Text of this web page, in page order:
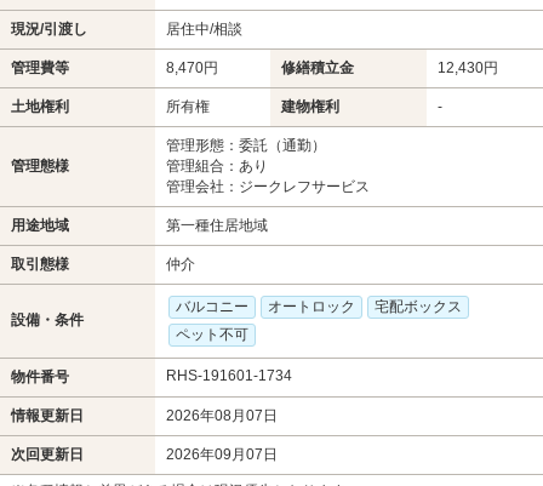
現況/引渡し 居住中/相談
管理費等 8,470円 修繕積立金 12,430円
土地権利 所有権 建物権利 -
管理態様
管理形態：委託（通勤）
管理組合：あり
管理会社：ジークレフサービス
用途地域 第一種住居地域
取引態様 仲介
設備・条件
バルコニー オートロック
宅配ボックス
ペット不可
物件番号 RHS-191601-1734
情報更新日 2026年08月07日
次回更新日 2026年09月07日